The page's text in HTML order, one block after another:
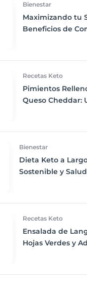
Bienestar
Maximizando tu
Beneficios de
Recetas Keto
Pimientos
Queso Cheddar:
Bienestar
Dieta Keto a
Sostenible y
Recetas Keto
Ensalada de
Hojas Verdes y